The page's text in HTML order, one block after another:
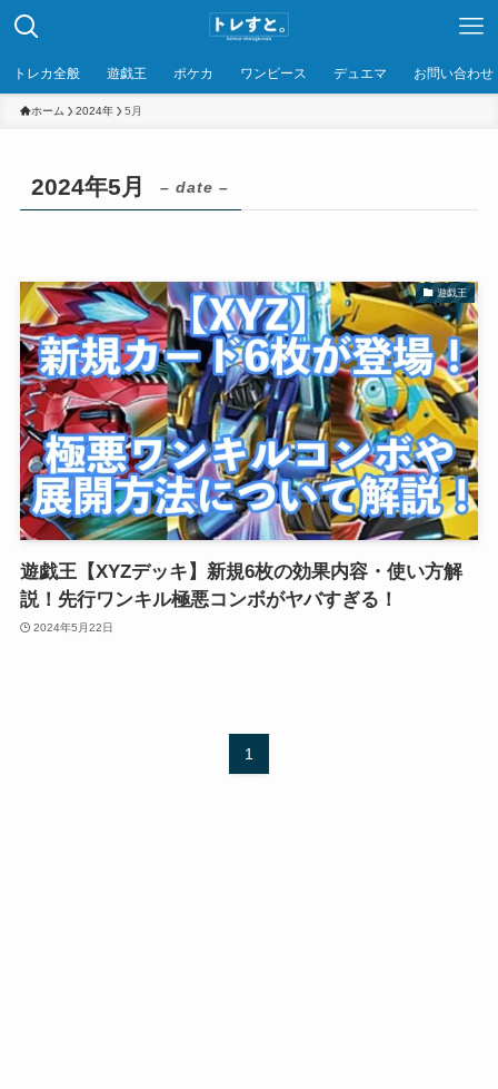
トレカ全般 遊戯王 ポケカ ワンピース デュエマ お問い合わせ
ホーム 2024年 5月
2024年5月 – date –
遊戯王
遊戯王【XYZデッキ】新規6枚の効果内容・使い方解
説！先行ワンキル極悪コンボがヤバすぎる！
2024年5月22日
1